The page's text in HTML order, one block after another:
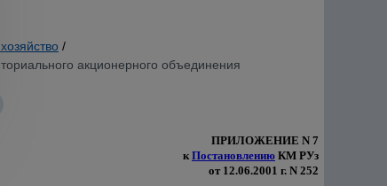
/
акционерного объединения
ПРИЛОЖЕНИЕ N 7
кПостановлению КМ РУз
от 12.06.2001 г. N 252